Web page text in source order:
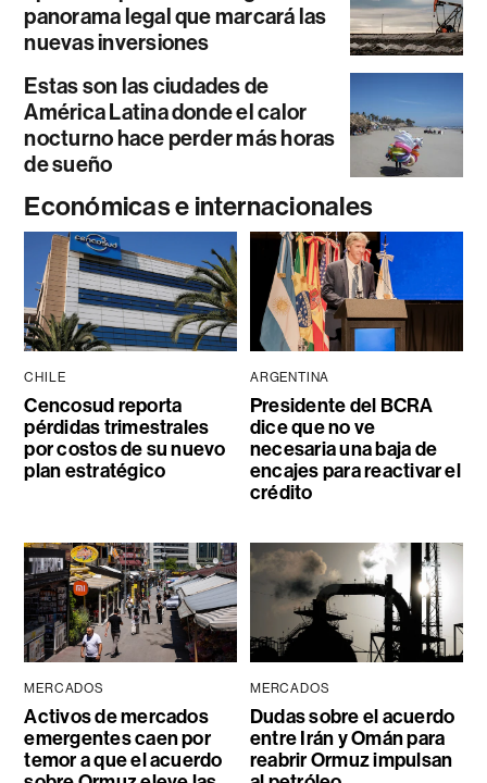
panorama legal que marcará las
nuevas inversiones
Estas son las ciudades de
América Latina donde el calor
nocturno hace perder más horas
de sueño
Económicas e internacionales
CHILE
Cencosud reporta
pérdidas trimestrales
por costos de su nuevo
plan estratégico
ARGENTINA
Presidente del BCRA
dice que no ve
necesaria una baja de
encajes para reactivar el
crédito
MERCADOS
Activos de mercados
emergentes caen por
temor a que el acuerdo
MERCADOS
Dudas sobre el acuerdo
entre Irán y Omán para
reabrir Ormuz impulsan